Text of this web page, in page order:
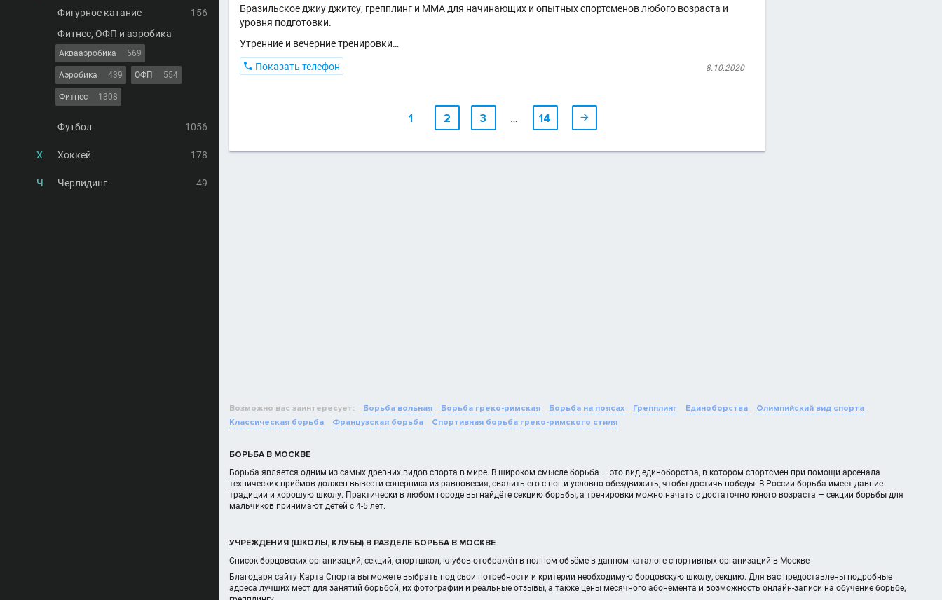
Фигурное катание
156
Фитнес, ОФП и аэробика
Аквааэробика 569
Аэробика 439 ОФП 554
Фитнес 1308
Футбол 1056
Х Хоккей 178
Ч Черлидинг 49
Бразильское джиу джитсу, грепплинг и ММА для начинающих и опытных спортсменов любого возраста и
уровня подготовки.
Утренние и вечерние тренировки…
8.10.2020
 Показать телефон
1 2 3 … 14 
Возможно вас заинтересует: Борьба вольная Борьба греко-римская Борьба на поясах Грепплинг Единоборства
Олимпийский вид спорта
Классическая борьба
Французская борьба Спортивная борьба греко-римского стиля
БОРЬБА В МОСКВЕ
Борьба является одним из самых древних видов спорта в мире. В широком смысле борьба — это вид единоборства, в котором спортсмен при помощи арсенала
технических приёмов должен вывести соперника из равновесия, свалить его с ног и условно обездвижить, чтобы достичь победы. В России борьба имеет давние
традиции и хорошую школу. Практически в любом городе вы найдёте секцию борьбы, а тренировки можно начать с достаточно юного возраста — секции борьбы для
мальчиков принимают детей с 4-5 лет.
УЧРЕЖДЕНИЯ (ШКОЛЫ, КЛУБЫ) В РАЗДЕЛЕ БОРЬБА В МОСКВЕ
Список борцовских организаций, секций, спортшкол, клубов отображён в полном объёме в данном каталоге спортивных организаций в Москве
Благодаря сайту Карта Спорта вы можете выбрать под свои потребности и критерии необходимую борцовскую школу, секцию. Для вас предоставлены подробные
адреса лучших мест для занятий борьбой, их фотографии и реальные отзывы, а также цены месячного абонемента и возможность онлайн-записи на обучение борьбе,